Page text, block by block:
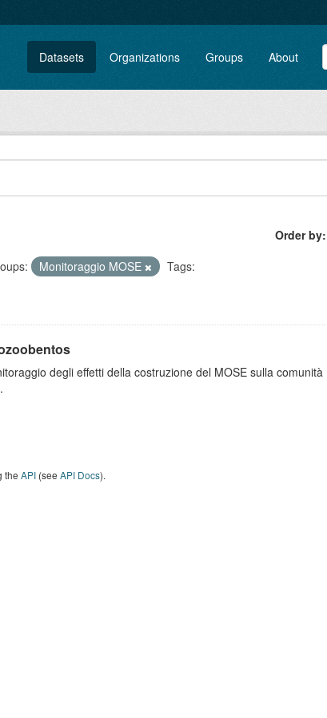
Datasets Organizations Groups About
Order by
Monitoraggio MOSE
Tags:
degli effetti della costruzione del MOSE sulla
the API (see API Docs).